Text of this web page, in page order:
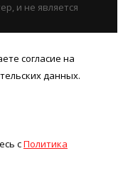
и не является
согласие на
данных.
сПолитика